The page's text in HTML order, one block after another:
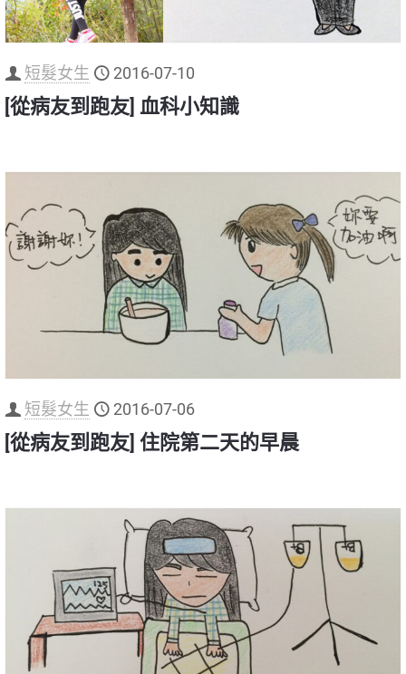
短髮女生 2016-07-10
[從病友到跑友] 血科小知識
短髮女生 2016-07-06
[從病友到跑友] 住院第二天的早晨